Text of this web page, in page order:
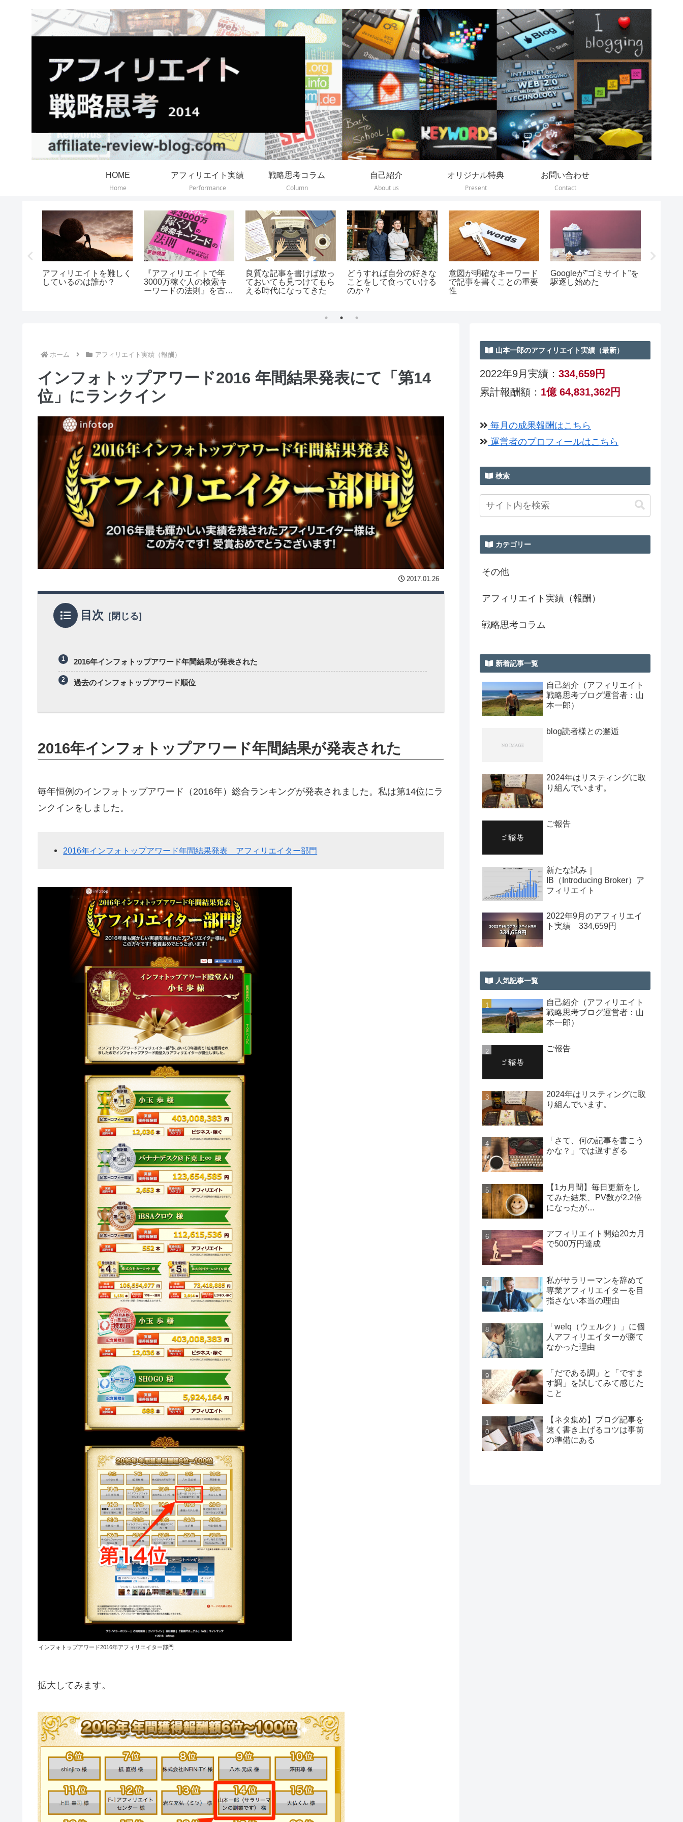
HOME
Home
アフィリエイト実績
Performance
戦略思考コラム
Column
自己紹介
About us
オリジナル特典
Present
お問い合わせ
Contact
ミサイト”を
利益率94.4%の凄いビジ
ネス
必読！Googleウェブマ
スター向けガイドライン
が更新されました
キーワード戦略＝狙った
ターゲットを集客できる
スキル
アフィリエイトとい
う”ラットレース”から抜
け出す一番の近道は、市
検索ボリュームよりも検
索意図が明確なキーワー
【自作自演は不要】3年
で700本もの自然リンク
ホーム アフィリエイト実績（報酬）
インフォトップアワード2016 年間結果発表にて「第14
位」にランクイン
2017.01.26
目次
2016年インフォトップアワード年間結果が発表された
過去のインフォトップアワード順位
2016年インフォトップアワード年間結果が発表された
毎年恒例のインフォトップアワード（2016年）総合ランキングが発表されました。私は第14位にラ
ンクインをしました。
2016年インフォトップアワード年間結果発表 アフィリエイター部門
インフォトップアワード2016年アフィリエイター部門
拡大してみます。
山本一郎のアフィリエイト実績（最新）
2022年9月実績： 334,659円
累計報酬額： 1億 64,831,362円
毎月の成果報酬はこちら
運営者のプロフィールはこちら
検索
カテゴリー
その他
アフィリエイト実績（報酬）
戦略思考コラム
新着記事一覧
自己紹介（アフィリエイト
戦略思考ブログ運営者：山
本一郎）
blog読者様との邂逅
2024年はリスティングに取
り組んでいます。
ご報告
新たな試み｜
IB（Introducing Broker）ア
フィリエイト
2022年9月のアフィリエイ
ト実績 334,659円
人気記事一覧
自己紹介（アフィリエイト
戦略思考ブログ運営者：山
本一郎）
ご報告
2024年はリスティングに取
り組んでいます。
「さて、何の記事を書こう
かな？」では遅すぎる
【1カ月間】毎日更新をし
てみた結果、PV数が2.2倍
になったが…
アフィリエイト開始20カ月
で500万円達成
私がサラリーマンを辞めて
専業アフィリエイターを目
指さない本当の理由
「welq（ウェルク）」に個
人アフィリエイターが勝て
なかった理由
「だである調」と「ですま
す調」を試してみて感じた
こと
【ネタ集め】ブログ記事を
速く書き上げるコツは事前
の準備にある